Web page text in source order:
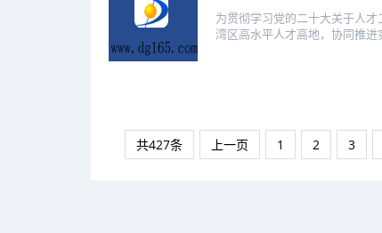
为贯彻学习党的二十大关于人
湾区高水平人才高地，协同推
共427条 上一页 1 2 3